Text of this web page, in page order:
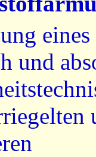
und